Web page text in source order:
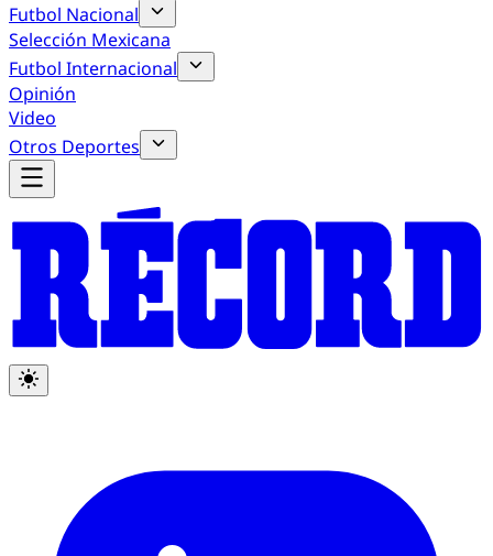
Futbol Nacional
Selección Mexicana
Futbol Internacional
Opinión
Video
Otros Deportes